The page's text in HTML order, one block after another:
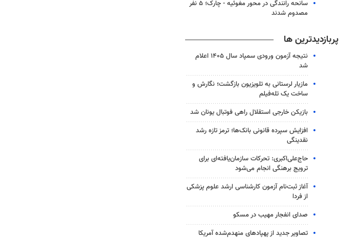
سانحه رانندگی در محور مغوئیه - چارک؛ ۵ نفر
مصدوم شدند
پربازدیدترین ها
نتیجه آزمون ورودی سمپاد سال ۱۴۰۵ اعلام
شد
مازیار لرستانی به تلویزیون بازگشت؛ نگارش و
ساخت یک تله‌فیلم
بازیکن خارجی استقلال راهی فوتبال یونان شد
افزایش سپرده قانونی بانک‌ها؛ ترمز تازه رشد
نقدینگی
حاج‌علی‌اکبری: تحرکات سازمان‌یافته‌ای برای
ترویج برهنگی انجام می‌شود
آغاز ثبت‌نام‌ آزمون کارشناسی ارشد علوم پزشکی
از فردا
صدای انفجار مهیب در مسکو
تصاویر جدید از پهپادهای منهدم‌شده آمریکا